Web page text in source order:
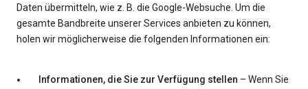
Daten übermitteln, wie z. B. die Google-Websuche. Um die
gesamte Bandbreite unserer Services anbieten zu können,
holen wir möglicherweise die folgenden Informationen ein:
Informationen, die Sie zur Verfügung stellen – Wenn Sie